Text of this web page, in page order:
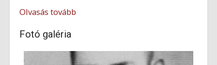
Olvasás tovább
Fotó galéria